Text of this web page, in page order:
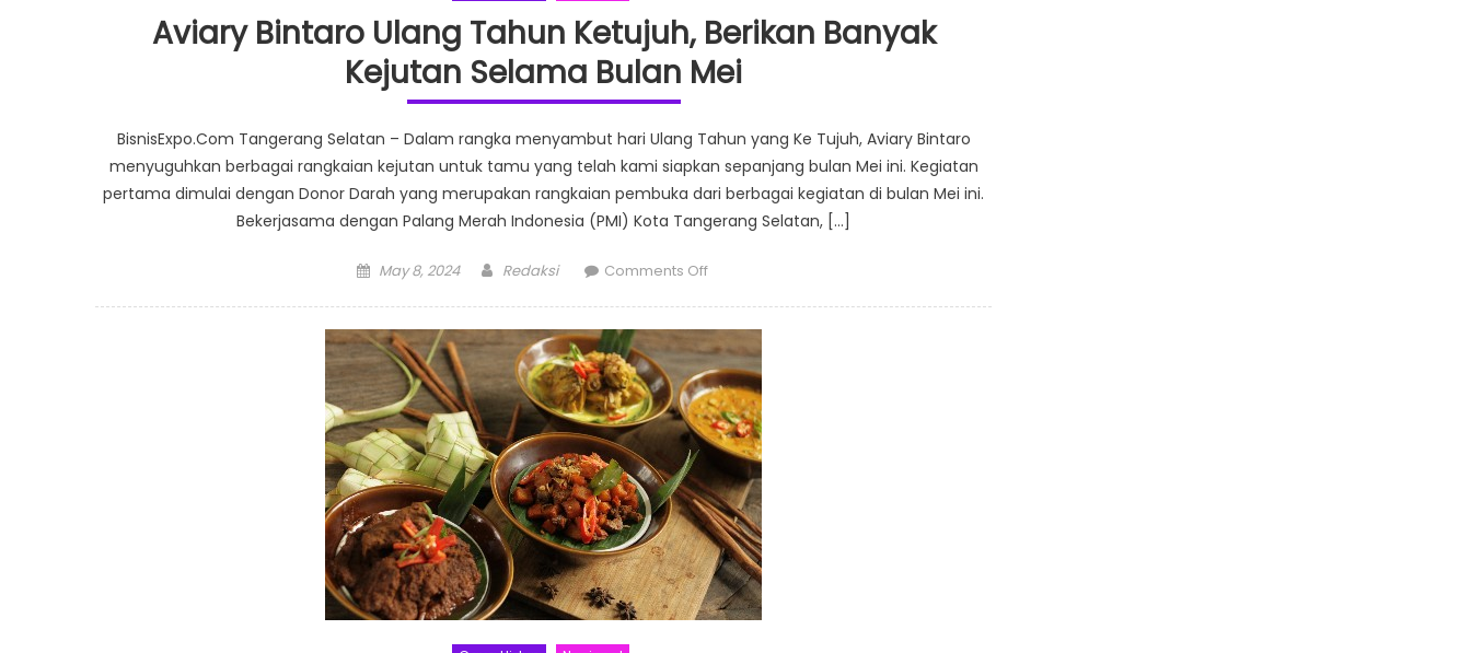
Aviary Bintaro Ulang Tahun Ketujuh, Berikan Banyak
Kejutan Selama Bulan Mei
BisnisExpo.Com Tangerang Selatan – Dalam rangka menyambut hari Ulang Tahun yang Ke Tujuh, Aviary Bintaro
menyuguhkan berbagai rangkaian kejutan untuk tamu yang telah kami siapkan sepanjang bulan Mei ini. Kegiatan
pertama dimulai dengan Donor Darah yang merupakan rangkaian pembuka dari berbagai kegiatan di bulan Mei ini.
Bekerjasama dengan Palang Merah Indonesia (PMI) Kota Tangerang Selatan, […]
Posted
May 8, 2024 Author
Redaksi Comments Offon
Ulang
Tahun
Ketujuh,
Berikan
Banyak
Kejutan
Selama
Bulan
Mei